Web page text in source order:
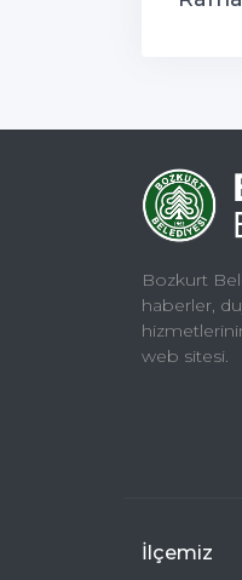
Bozkurt
haberler,
web sitesi.
İlçemiz